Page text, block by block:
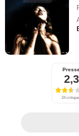
2,3
24